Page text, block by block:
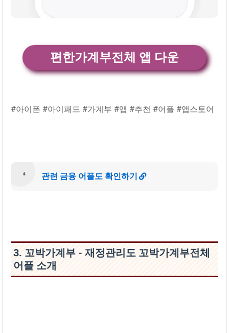
편한가계‪부‬전체 앱 다운
#아이폰 #아이패드 #가계부 #앱 #추천 #어플 #앱스토어
관련 금융 어플도 확인하기
3. 꼬박가계부 - 재정관리도 꼬박가계‪부‬전체
어플 소개